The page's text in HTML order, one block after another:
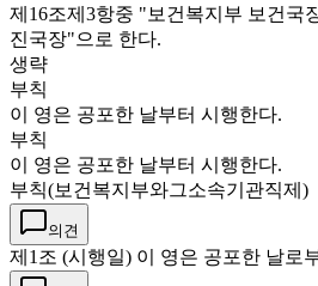
제16조제3항중 "보건복지부 보건국
진국장"으로 한다.
생략
부칙
이 영은 공포한 날부터 시행한다.
부칙
이 영은 공포한 날부터 시행한다.
부칙(보건복지부와그소속기관직제)
의견
제1조 (시행일) 이 영은 공포한 날로